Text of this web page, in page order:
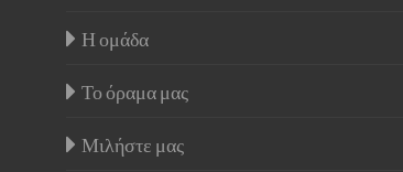
Η ομάδα
Το όραμα μας
Μιλήστε μας